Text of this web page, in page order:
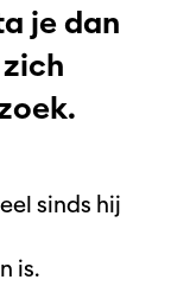
je dan
sinds hij
is.